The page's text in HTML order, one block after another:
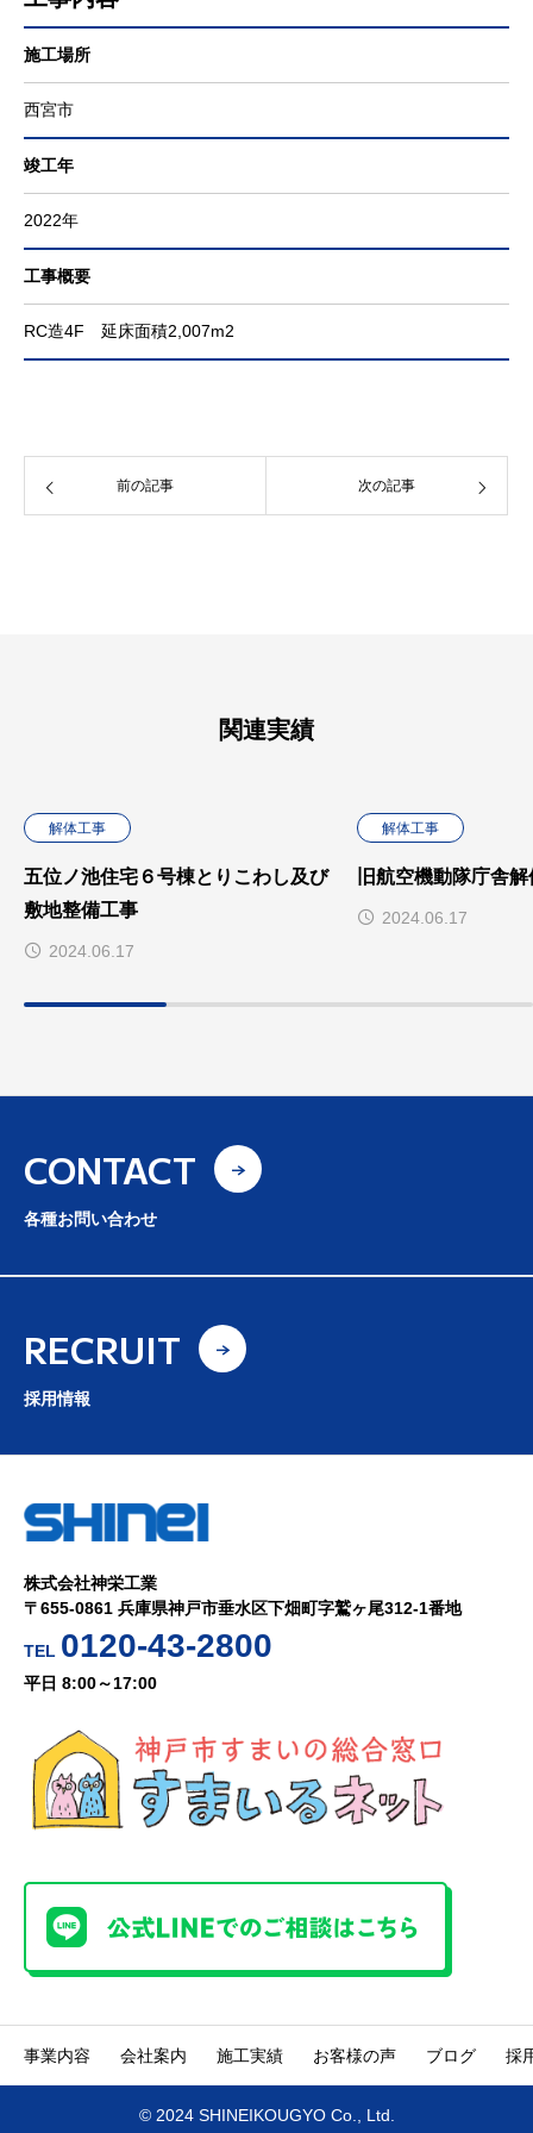
施工場所
西宮市
竣工年
2022年
工事概要
RC造4F 延床面積2,007m2
前の記事 次の記事
関連実績
解体工事
五位ノ池住宅６号棟とりこわし及び
敷地整備工事
2024.06.17
解体工事
旧航空機動隊庁舎
2024.06.17
CONTACT
各種お問い合わせ
RECRUIT
採用情報
株式会社神栄工業
〒655-0861 兵庫県神戸市垂水区下畑町字鷲ヶ尾312-1番地
TEL 0120-43-2800
平日 8:00～17:00
事業内容 会社案内 施工実績 お客様の声 ブログ 採
© 2024 SHINEIKOUGYO Co., Ltd.